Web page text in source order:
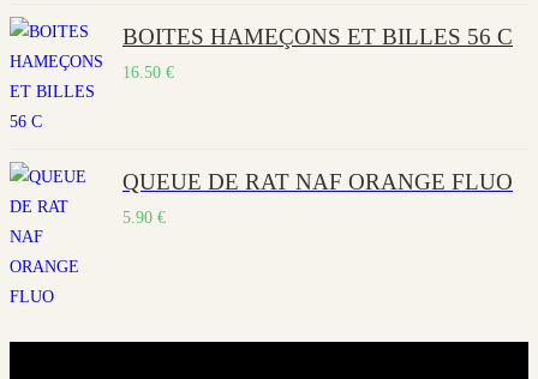
BOITES HAMEÇONS ET BILLES 56 C
16.50 €
QUEUE DE RAT NAF ORANGE FLUO
5.90 €